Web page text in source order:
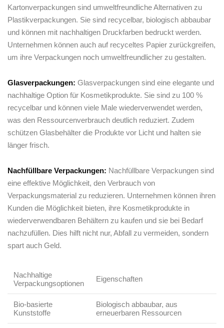
⁢Kartonverpackungen ‌sind umweltfreundliche Alternativen zu ​
Plastikverpackungen. Sie‍ sind recycelbar, biologisch abbaubar
und können mit nachhaltigen⁣ Druckfarben ​bedruckt werden.
Unternehmen können​ auch auf recyceltes​ Papier zurückgreifen,
um‌ ihre ‍Verpackungen‍ noch umweltfreundlicher zu gestalten.
Glasverpackungen: Glasverpackungen ‌sind eine elegante und
nachhaltige Option für Kosmetikprodukte. Sie sind zu 100 ⁣%
⁢recycelbar‍ und ‌können⁤ viele Male wiederverwendet werden,
⁤was den Ressourcenverbrauch deutlich reduziert. Zudem
schützen Glasbehälter die Produkte ⁣vor‍ Licht ‌und ​halten sie
länger frisch.
Nachfüllbare Verpackungen: Nachfüllbare Verpackungen⁤ sind
eine effektive Möglichkeit, den Verbrauch von ​
Verpackungsmaterial zu reduzieren. Unternehmen können ihren
Kunden die Möglichkeit bieten, ihre‍ Kosmetikprodukte in‍
wiederverwendbaren⁣ Behältern zu kaufen und sie‍ bei Bedarf
nachzufüllen. Dies​ hilft ⁣nicht nur, Abfall zu‍ vermeiden, sondern
spart auch Geld.
Nachhaltige
⁢Verpackungsoptionen
Eigenschaften
Bio-basierte
Kunststoffe
Biologisch abbaubar, aus
erneuerbaren Ressourcen